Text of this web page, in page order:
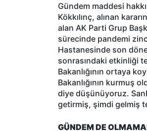
Gündem maddesi
Kökkılınç, alınan
alan AK Parti Grup
sürecinde pandemi
Hastanesinde son
sonrasındaki etkinliği
Bakanlığının ortaya
Bakanlığının kurmuş
diye düşünüyoruz.
getirmiş, şimdi gelmiş
GÜNDEM DE